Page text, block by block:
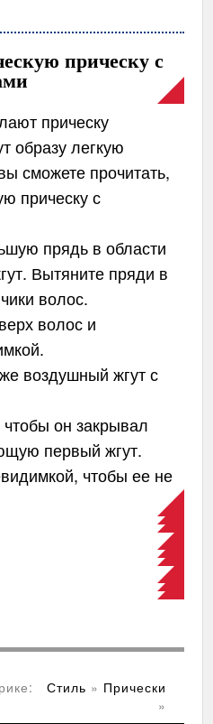
прическу с
прическу
образу легкую
сможете прочитать,
прическу с
прядь в области
Вытяните пряди в
волос.
волос и
воздушный жгут с
он закрывал
первый жгут.
чтобы ее не
Стиль » Прически
»